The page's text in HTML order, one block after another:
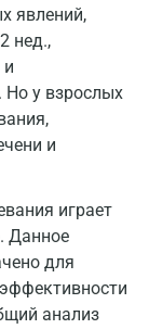
явлений,
нед.,
у взрослых
и
играет
Данное
для
анализ